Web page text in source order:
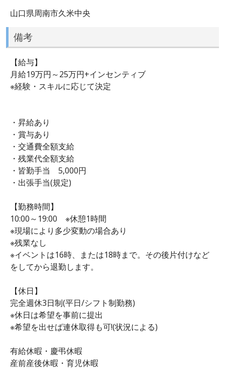
山口県周南市久米中央
備考
【給与】
月給19万円～25万円+インセンティブ
※経験・スキルに応じて決定
・昇給あり
・賞与あり
・交通費全額支給
・残業代全額支給
・皆勤手当 5,000円
・出張手当(規定)
【勤務時間】
10:00～19:00 ※休憩1時間
※現場により多少変動の場合あり
※残業なし
※イベントは16時、または18時まで。その後片付けなど
をしてから退勤します。
【休日】
完全週休3日制(平日/シフト制勤務)
※休日は希望を事前に提出
※希望を出せば連休取得も可!(状況による)
有給休暇・慶弔休暇
産前産後休暇・育児休暇